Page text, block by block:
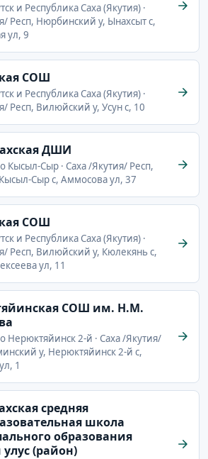
и Республика Саха (Якутия) ·
Респ, Нюрбинский у, Ынахсыт с,
ул, 9
СОШ
и Республика Саха (Якутия) ·
Респ, Вилюйский у, Усун с, 10
ДШИ
Кысыл-Сыр · Саха /Якутия/ Респ,
Сыр с, Аммосова ул, 37
СОШ
и Республика Саха (Якутия) ·
Респ, Вилюйский у, Кюлекянь с,
ул, 11
СОШ им. Н.М.
Нерюктяйинск 2-й · Саха /Якутия/
у, Нерюктяйинск 2-й с,
1
средняя
школа
образования
(район)